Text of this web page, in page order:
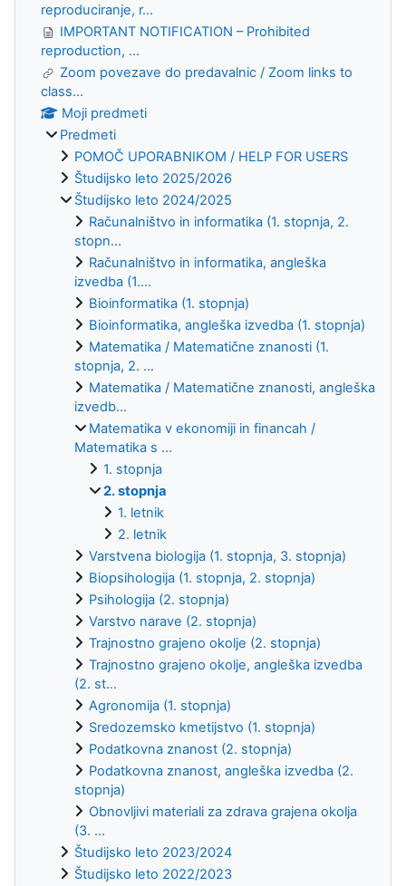
reproduciranje, r...
IMPORTANT NOTIFICATION – Prohibited
reproduction, ...
Zoom povezave do predavalnic / Zoom links to
class...
Moji predmeti
Predmeti
POMOČ UPORABNIKOM / HELP FOR USERS
Študijsko leto 2025/2026
Študijsko leto 2024/2025
Računalništvo in informatika (1. stopnja, 2.
stopn...
Računalništvo in informatika, angleška
izvedba (1....
Bioinformatika (1. stopnja)
Bioinformatika, angleška izvedba (1. stopnja)
Matematika / Matematične znanosti (1.
stopnja, 2. ...
Matematika / Matematične znanosti, angleška
izvedb...
Matematika v ekonomiji in financah /
Matematika s ...
1. stopnja
2. stopnja
1. letnik
2. letnik
Varstvena biologija (1. stopnja, 3. stopnja)
Biopsihologija (1. stopnja, 2. stopnja)
Psihologija (2. stopnja)
Varstvo narave (2. stopnja)
Trajnostno grajeno okolje (2. stopnja)
Trajnostno grajeno okolje, angleška izvedba
(2. st...
Agronomija (1. stopnja)
Sredozemsko kmetijstvo (1. stopnja)
Podatkovna znanost (2. stopnja)
Podatkovna znanost, angleška izvedba (2.
stopnja)
Obnovljivi materiali za zdrava grajena okolja
(3. ...
Študijsko leto 2023/2024
Študijsko leto 2022/2023